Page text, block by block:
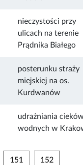
nieczystości przy
ulicach na terenie
Prądnika Białego
posterunku straży
miejskiej na os.
Kurdwanów
udrażniania
wodnych w
151 152